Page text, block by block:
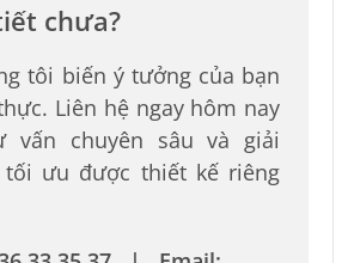
chưa?
tôi biến ý tưởng của bạn
Liên hệ ngay hôm nay
vấn chuyên sâu và giải
ưu được thiết kế riêng